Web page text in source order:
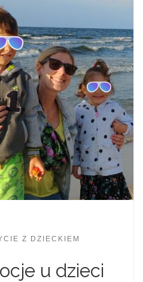
Z DZIECKIEM
u dzieci